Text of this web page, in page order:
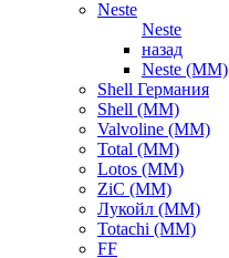
Neste
Neste
назад
Neste (ММ)
Shell Германия
Shell (ММ)
Valvoline (ММ)
Total (ММ)
Lotos (ММ)
ZiC (ММ)
Лукойл (ММ)
Totachi (MM)
FF